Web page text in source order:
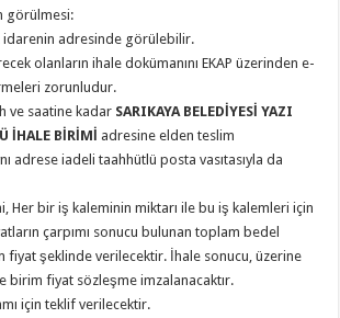
görülmesi:
idarenin adresinde görülebilir.
olanların ihale dokümanını EKAP üzerinden e-
zorunludur.
ve saatine kadar SARIKAYA BELEDİYESİ YAZI
İHALE BİRİMİ adresine elden teslim
adrese iadeli taahhütlü posta vasıtasıyla da
Her bir iş kaleminin miktarı ile bu iş kalemleri için
çarpımı sonucu bulunan toplam bedel
fiyat şeklinde verilecektir. İhale sonucu, üzerine
birim fiyat sözleşme imzalanacaktır.
için teklif verilecektir.